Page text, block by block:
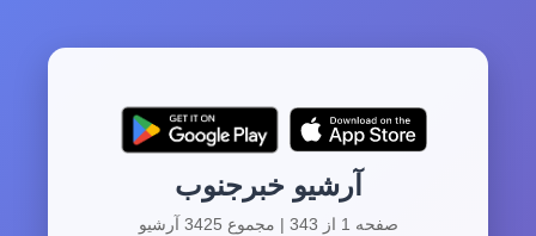
آرشیو خبرجنوب
صفحه 1 از 343 | مجموع 3425 آرشیو